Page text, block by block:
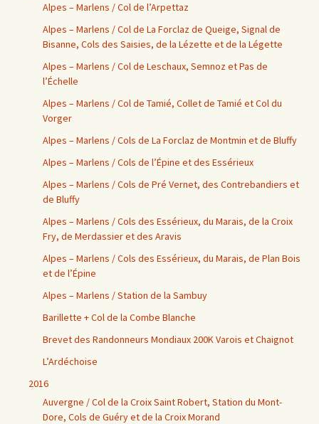
Alpes – Marlens / Col de l’Arpettaz
Alpes – Marlens / Col de La Forclaz de Queige, Signal de
Bisanne, Cols des Saisies, de la Lézette et de la Légette
Alpes – Marlens / Col de Leschaux, Semnoz et Pas de
l’Échelle
Alpes – Marlens / Col de Tamié, Collet de Tamié et Col du
Vorger
Alpes – Marlens / Cols de La Forclaz de Montmin et de Bluffy
Alpes – Marlens / Cols de l’Épine et des Essérieux
Alpes – Marlens / Cols de Pré Vernet, des Contrebandiers et
de Bluffy
Alpes – Marlens / Cols des Essérieux, du Marais, de la Croix
Fry, de Merdassier et des Aravis
Alpes – Marlens / Cols des Essérieux, du Marais, de Plan Bois
et de l’Épine
Alpes – Marlens / Station de la Sambuy
Barillette + Col de la Combe Blanche
Brevet des Randonneurs Mondiaux 200K Varois et Chaignot
L’Ardéchoise
2016
Auvergne / Col de la Croix Saint Robert, Station du Mont-
Dore, Cols de Guéry et de la Croix Morand